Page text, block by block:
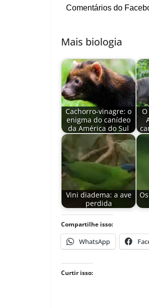
Comentários do
Mais biologia
Cachorro-vinagre: o
enigma do canídeo
da América do Sul
Vini diadema: a ave
perdida
Compartilhe isso:
WhatsApp
Curtir isso: